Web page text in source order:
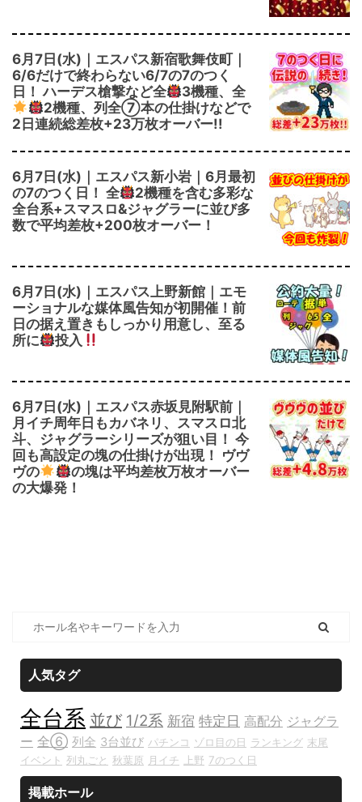
6月7日(水)｜エスパス新宿歌舞伎町｜
6/6だけで終わらない6/7の7のつく
日！ ハーデス槍撃など全
3機種、全
2機種、列全⑦本の仕掛けなどで
2日連続総差枚+23万枚オーバー!!
6月7日(水)｜エスパス新小岩｜6月最初
の7のつく日！ 全
2機種を含む多彩な
全台系+スマスロ&ジャグラーに並び多
数で平均差枚+200枚オーバー！
6月7日(水)｜エスパス上野新館｜エモ
ーショナルな媒体風告知が初開催！前
日の据え置きもしっかり用意し、至る
所に
投入
6月7日(水)｜エスパス赤坂見附駅前｜
月イチ周年日もカバネリ、スマスロ北
斗、ジャグラーシリーズが狙い目！ 今
回も高設定の塊の仕掛けが出現！ ヴヴ
ヴの
の塊は平均差枚万枚オーバー
の大爆発！
人気タグ
全台系 並び 1/2系 新宿 特定日 高配分 ジャグラ
ー 全⑥ 列全 3台並び パチンコ ゾロ目の日 ランキング 末尾
イベント 列丸ごと 秋葉原 月イチ 上野 7のつく日
掲載ホール